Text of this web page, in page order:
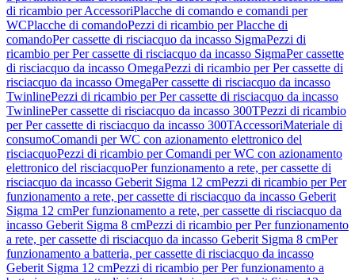
di ricambio per AccessoriPlacche di comando e comandi per
WCPlacche di comandoPezzi di ricambio per Placche di
comandoPer cassette di risciacquo da incasso SigmaPezzi di
ricambio per Per cassette di risciacquo da incasso SigmaPer cassette
di risciacquo da incasso OmegaPezzi di ricambio per Per cassette di
risciacquo da incasso OmegaPer cassette di risciacquo da incasso
TwinlinePezzi di ricambio per Per cassette di risciacquo da incasso
TwinlinePer cassette di risciacquo da incasso 300TPezzi di ricambio
per Per cassette di risciacquo da incasso 300TAccessoriMateriale di
consumoComandi per WC con azionamento elettronico del
risciacquoPezzi di ricambio per Comandi per WC con azionamento
elettronico del risciacquoPer funzionamento a rete, per cassette di
risciacquo da incasso Geberit Sigma 12 cmPezzi di ricambio per Per
funzionamento a rete, per cassette di risciacquo da incasso Geberit
Sigma 12 cmPer funzionamento a rete, per cassette di risciacquo da
incasso Geberit Sigma 8 cmPezzi di ricambio per Per funzionamento
a rete, per cassette di risciacquo da incasso Geberit Sigma 8 cmPer
funzionamento a batteria, per cassette di risciacquo da incasso
Geberit Sigma 12 cmPezzi di ricambio per Per funzionamento a